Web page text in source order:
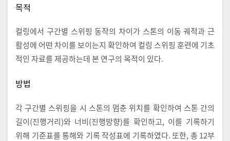
목적
컬링에서 구간별 스위핑 동작의 차이가 스톤의 이동 궤적과 근
활성에 어떤 차이를 보이는지 확인하여 컬링 스위핑 훈련에 기초
적인 자료를 제공하는데 본 연구의 목적이 있다.
방법
각 구간별 스위핑을 시 스톤의 멈춘 위치를 확인하여 스톤 간의
길이(진행거리)와 너비(진행방향)를 확인하고, 이를 기록하기
위해 기준표를 통해와 기록 작성표에 기록하였다. 또한, 총 12부